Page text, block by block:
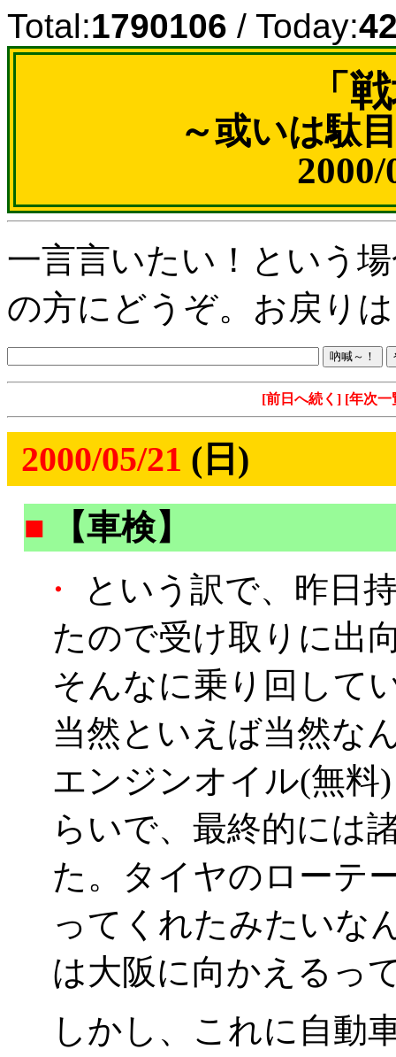
Total:1790106 / Today:
「
～或いは駄
一言言いたい！という
の方にどうぞ。お戻りは
[前日へ続く] [年次一
2000/05/21 (日)
■
【車検】
・
という訳で、昨日
たので受け取りに出
そんなに乗り回して
当然といえば当然な
エンジンオイル(無料
らいで、最終的には
た。タイヤのローテ
ってくれたみたいな
は大阪に向かえるっ
しかし、これに自動